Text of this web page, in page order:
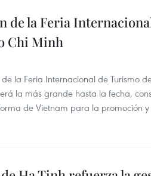
de la Feria
Chi Minh
la Feria Internacional de Turismo
la más grande hasta la fecha,
de Vietnam para la promoción y